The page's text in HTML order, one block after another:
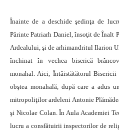
Înainte de a deschide şedinţa de
Părinte Patriarh Daniel, însoţit de
Ardealului, şi de arhimandritul Ilarion
închinat în vechea biserică
monahal. Aici, Întâistătătorul Bisericii
obştea monahală, după care a adus
mitropoliţilor ardeleni Antonie
şi Nicolae Colan. În Aula Academiei
lucru a consfătuirii inspectorilor de